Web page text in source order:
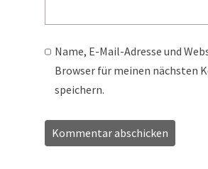
Name, E-Mail-Adresse und
Browser für meinen nächsten
speichern.